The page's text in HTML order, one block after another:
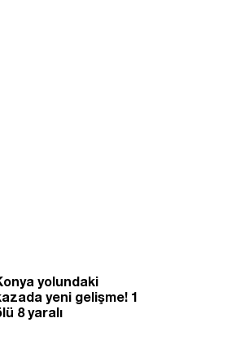
yolundaki
yeni gelişme! 1
8 yaralı